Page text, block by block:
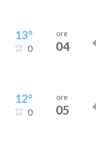
13°
0
ore
04
12°
0
ore
05